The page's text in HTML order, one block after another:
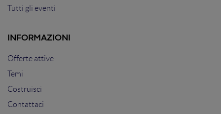
Tutti gli eventi
INFORMAZIONI
Offerte attive
Temi
Costruisci
Contattaci